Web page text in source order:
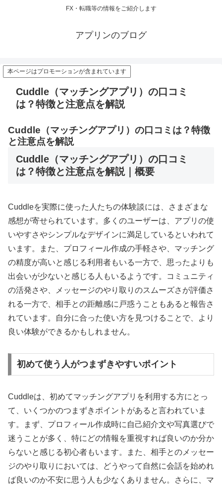
FX・転職等の情報をご紹介します
アプリンのブログ
本ページはプロモーションが含まれています
Cuddle（マッチングアプリ）の口コミ
は？特徴と注意点を解説
Cuddle（マッチングアプリ）の口コミは？特徴
と注意点を解説
Cuddle（マッチングアプリ）の口コミ
は？特徴と注意点を解説｜概要
Cuddleを実際に使った人たちの体験談には、さまざまな
感想が寄せられています。多くのユーザーは、アプリの使
いやすさやシンプルなデザインに満足しているといわれて
います。また、プロフィール作成の手軽さや、マッチング
の精度が高いと感じる利用者もいる一方で、思ったよりも
出会いが少ないと感じる人もいるようです。コミュニティ
の活発さや、メッセージのやり取りのスムーズさが評価さ
れる一方で、相手との距離感に戸惑うこともあると報告さ
れています。自分に合った使い方を見つけることで、より
良い体験ができるかもしれません。
初めて使う人がつまずきやすいポイント
Cuddleは、初めてマッチングアプリを利用する方にとっ
て、いくつかのつまずきポイントがあると言われていま
す。まず、プロフィール作成時に自己紹介文や写真選びで
迷うことが多く、特にどの情報を重視すれば良いのか分か
らないと感じる初心者もいます。また、相手とのメッセー
ジのやり取りにおいては、どうやって自然に会話を始めれ
ば良いのか不安に思う人も少なくありません。さらに、マ